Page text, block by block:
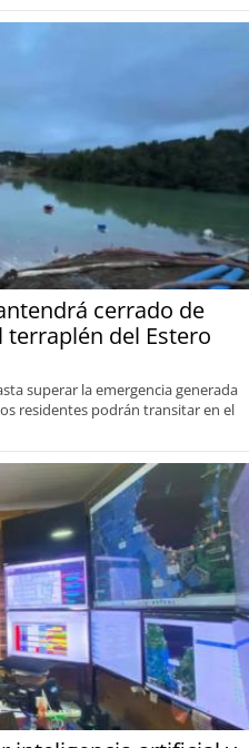
cerrado de
del Estero
superar la emergencia generada
residentes podrán transitar en el